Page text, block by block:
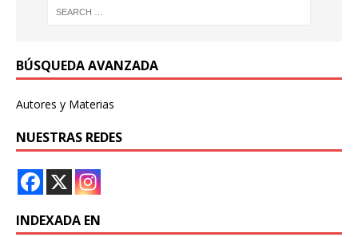
BÚSQUEDA AVANZADA
Autores y Materias
NUESTRAS REDES
INDEXADA EN